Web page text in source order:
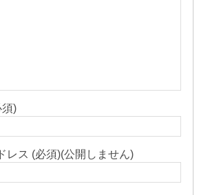
須)
レス (必須)(公開しません)